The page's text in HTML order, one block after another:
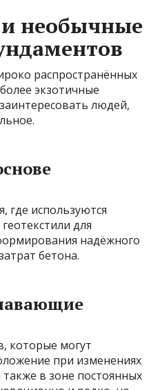
необычные
распространённых
экзотичные
людей,
где используются
для
надёжного
бетона.
которые могут
при изменениях
в зоне постоянных